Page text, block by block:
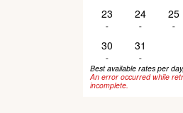
23
-
24
-
25
-
30
-
31
-
Best available rates per
An error occurred while
incomplete.